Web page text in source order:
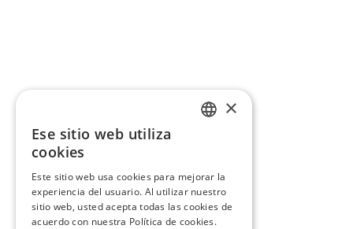
×
Ese sitio web utiliza
cookies
Este sitio web usa cookies para mejorar la
experiencia del usuario. Al utilizar nuestro
sitio web, usted acepta todas las cookies de
acuerdo con nuestra Política de cookies.